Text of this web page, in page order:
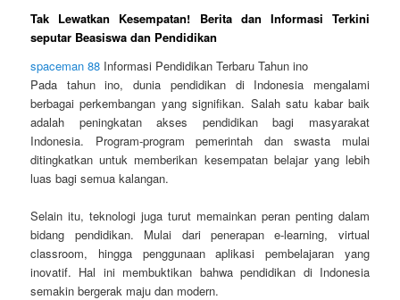
Tak Lewatkan Kesempatan! Berita dan Informasi Terkini
seputar Beasiswa dan Pendidikan
spaceman 88 Informasi Pendidikan Terbaru Tahun ino
Pada tahun ino, dunia pendidikan di Indonesia mengalami
berbagai perkembangan yang signifikan. Salah satu kabar baik
adalah peningkatan akses pendidikan bagi masyarakat
Indonesia. Program-program pemerintah dan swasta mulai
ditingkatkan untuk memberikan kesempatan belajar yang lebih
luas bagi semua kalangan.
Selain itu, teknologi juga turut memainkan peran penting dalam
bidang pendidikan. Mulai dari penerapan e-learning, virtual
classroom, hingga penggunaan aplikasi pembelajaran yang
inovatif. Hal ini membuktikan bahwa pendidikan di Indonesia
semakin bergerak maju dan modern.